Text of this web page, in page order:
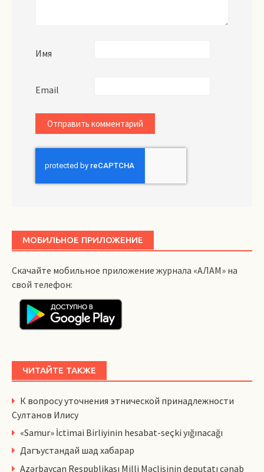
Имя
Email
МОБИЛЬНОЕ ПРИЛОЖЕНИЕ
Скачайте мобильное приложение журнала «АЛАМ» на
свой телефон:
ЧИТАЙТЕ ТАКЖЕ
К вопросу уточнения этнической принадлежности
Султанов Илису
«Samur» İctimai Birliyinin hesabat-seçki yığınacağı
Дагъустандай шад хабарар
Azərbaycan Respublikası Milli Məclisinin deputatı cənab